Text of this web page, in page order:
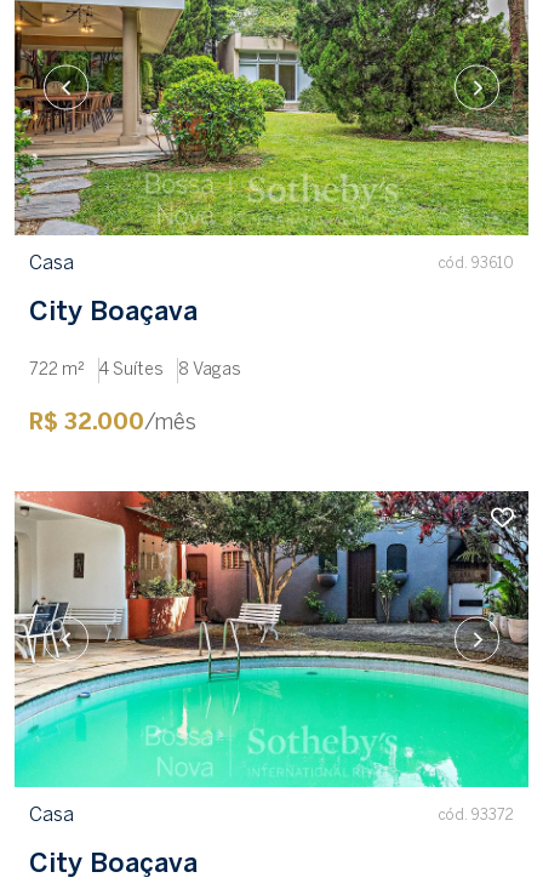
Casa cód. 93610
City Boaçava
722 m² 4 Suítes 8 Vagas
R$ 32.000/mês
Casa cód. 93372
City Boaçava